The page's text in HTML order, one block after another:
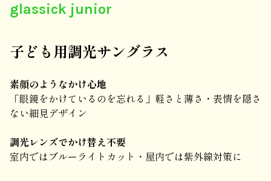
glassick junior
子ども用調光サングラス
素顔のようなかけ心地
「眼鏡をかけているのを忘れる」軽さと薄さ・表情を隠さ
ない細見デザイン
調光レンズでかけ替え不要
室内ではブルーライトカット・屋内では紫外線対策に